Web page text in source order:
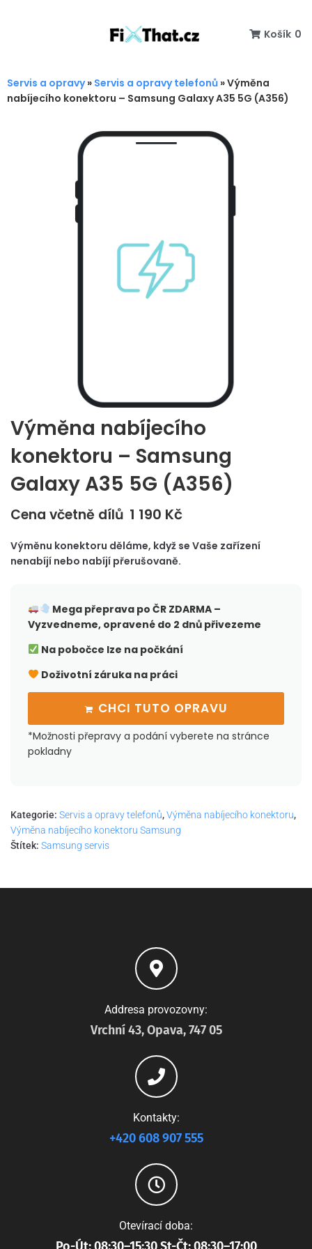
Košík 0
Servis a opravy» Servis a opravy telefonů »Výměna
nabíjecího konektoru – Samsung Galaxy A35 5G (A356)
Výměna nabíjecího
konektoru – Samsung
Galaxy A35 5G (A356)
Cena včetně dílů 1 190 Kč
Výměnu konektoru děláme, když se Vaše zařízení
nenabíjí nebo nabíjí přerušovaně.
Mega přeprava po ČRZDARMA –
Vyzvedneme, opravené do 2 dnů přivezeme
Na pobočce lze na počkání
Doživotní záruka na práci
CHCI TUTO OPRAVU
*Možnosti přepravy a podání vyberete na stránce
pokladny
Kategorie: Servis a opravy telefonů,Výměna nabíjecího konektoru,
Výměna nabíjecího konektoru Samsung
Štítek: Samsung servis
Addresa provozovny:
Vrchní 43, Opava, 747 05
Kontakty:
+420 608 907 555
Otevírací doba: